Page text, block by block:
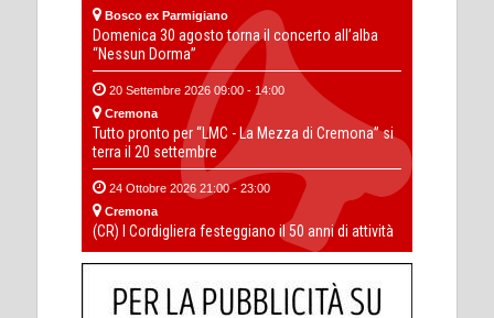
Bosco ex Parmigiano
Domenica 30 agosto torna il concerto all’alba
“Nessun Dorma”
20 Settembre 2026 09:00 - 14:00
Cremona
Tutto pronto per “LMC - La Mezza di Cremona” si
terra il 20 settembre
24 Ottobre 2026 21:00 - 23:00
Cremona
(CR) I Cordigliera festeggiano il 50 anni di attività